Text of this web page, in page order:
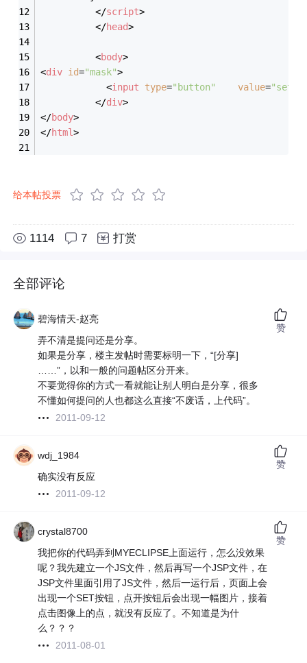
</script>
</head>
<body>
<div id="mask">
<input type="button" value="set"
</div>
</body>
</html>
给本帖投票
1114 7 打赏
全部评论
碧海情天-赵亮
弄不清是提问还是分享。
如果是分享，楼主发帖时需要标明一下，“[分享]
……”，以和一般的问题帖区分开来。
不要觉得你的方式一看就能让别人明白是分享，很多
不懂如何提问的人也都这么直接“不废话，上代码”。
2011-09-12
赞
wdj_1984
确实没有反应
2011-09-12
赞
crystal8700
我把你的代码弄到MYECLIPSE上面运行，怎么没效果
呢？我先建立一个JS文件，然后再写一个JSP文件，在
JSP文件里面引用了JS文件，然后一运行后，页面上会
出现一个SET按钮，点开按钮后会出现一幅图片，接着
点击图像上的点，就没有反应了。不知道是为什
么？？？
2011-08-01
赞